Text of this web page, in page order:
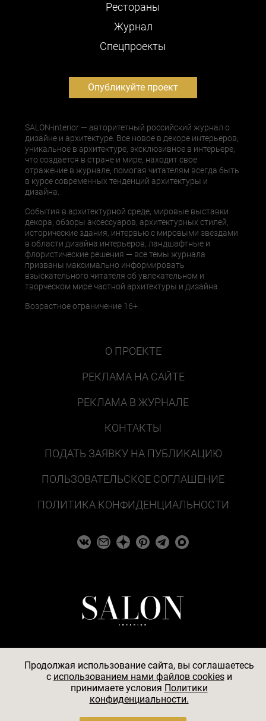
Рестораны
Журнал
Cпецпроекты
Опубликуйте проект
SALON-interior — авторитетный российский журнал о
дизайне и архитектуре. Все новое в декоре интерьеров,
уникальное в архитектуре, эксклюзивное в интерьере,
что создается в стране и мире, находит свое
отражение в журнале, помогая читателям всегда быть
в курсе современных тенденций архитектуры и
дизайна.
События в архитектурной среде, мировые выставки
декора, обзоры аксессуаров, архитектурных стилей,
исторические здания, интервью с мировыми звездами
в области дизайна интерьеров, ландшафтные и
флористические решения — все темы журнала
призваны максимально информировать
взыскательного читателя об увлекательном и
творческом мире частной архитектуры и дизайна.
Возрастное ограничение 16+
О ПРОЕКТЕ
РЕКЛАМА НА САЙТЕ
РЕКЛАМА В ЖУРНАЛЕ
КОНТАКТЫ
ПОДАТЬ ЗАЯВКУ НА ПУБЛИКАЦИЮ
ПОЛЬЗОВАТЕЛЬСКОЕ СОГЛАШЕНИЕ
ПОЛИТИКА КОНФИДЕНЦИАЛЬНОСТИ
© 2026
АО «БКМ», ОГРН 1027739494584, ИНН 7705056238,
127018, Москва, ул. Полковая, д. 3, стр. 4, помещение I,
Продолжая использование сайта, вы соглашаетесь
c использованием нами файлов cookiesи
принимаете условия Политики
конфиденциальности.